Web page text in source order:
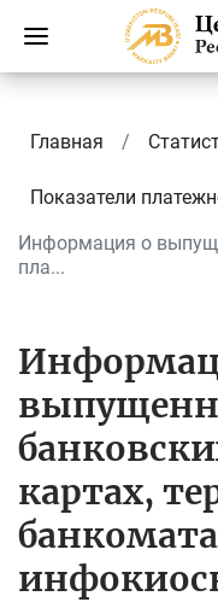
Главная
Показатели
Информация о
пла...
картах,